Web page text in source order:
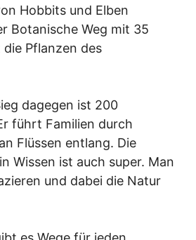
Hobbits und Elben
Botanische Weg mit 35
Pflanzen des
dagegen ist 200
führt Familien durch
Flüssen entlang. Die
Wissen ist auch super. Man
und dabei die Natur